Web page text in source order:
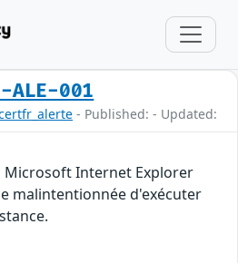
ALE-001
- Published: - Updated:
Microsoft Internet Explorer
malintentionnée d'exécuter